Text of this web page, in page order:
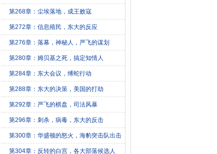
第268章：尘埃落地，成王败寇
第272章：信息殖民，东大的反应
第276章：落幕，神秘人，严飞的谋划
第280章：姆贝基之死，搞定知情人
第284章：东大会议，缚蛇行动
第288章：东大的决策，美国的打劫
第292章：严飞的棋盘，司法风暴
第296章：刺杀，病毒，东大的反击
第300章：华盛顿的怒火，海豹突击队出击
第304章：反转的白宫，各大部落候选人